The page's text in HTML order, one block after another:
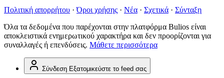
Πολιτική απορρήτου · Όροι χρήσης · Νέα · Σχετικά · Σύνταξη
Όλα τα δεδομένα που παρέχονται στην πλατφόρμα Bulios είναι
αποκλειστικά ενημερωτικού χαρακτήρα και δεν προορίζονται για
συναλλαγές ή επενδύσεις. Μάθετε περισσότερα
Σύνδεση Εξατομικεύστε το feed σας